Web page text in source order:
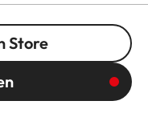
Store